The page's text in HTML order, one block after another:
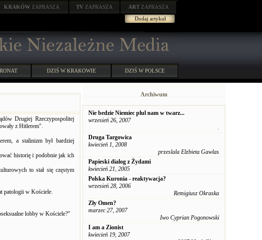
KRAKÓW ZAPRASZA TV ZAPRASZA ART ZAPRASZA
Dodaj artykuł
DZIŚ W KRAKOWIE DZIŚ W POLSCE
Drugiej Rzeczypospolitej
z Hitlerem".
a stalinizm był bardziej
historię i podobnie jak ich
to stał się częstym
patologii w Kościele.
lobby w Kościele?"
Archiwum
Nie bedzie Niemiec plul nam w twarz...
wrzesień 26, 2007
.
Druga Targowica
kwiecień 1, 2008
przeslala Elzbieta Gawlas
Papieski dialog z Żydami
kwiecień 21, 2005
Polska Kuronia - reaktywacja?
wrzesień 28, 2006
Remigiusz Okraska
Zły Omen?
marzec 27, 2007
Iwo Cyprian Pogonowski
I am a Zionist
kwiecień 19, 2007